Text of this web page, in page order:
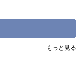
もっと見る